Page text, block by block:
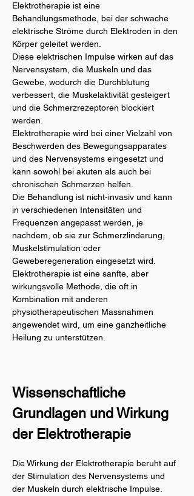
Elektrotherapie ist eine
Behandlungsmethode, bei der schwache
elektrische Ströme durch Elektroden in den
Körper geleitet werden.
Diese elektrischen Impulse wirken auf das
Nervensystem, die Muskeln und das
Gewebe, wodurch die Durchblutung
verbessert, die Muskelaktivität gesteigert
und die Schmerzrezeptoren blockiert
werden.
Elektrotherapie wird bei einer Vielzahl von
Beschwerden des Bewegungsapparates
und des Nervensystems eingesetzt und
kann sowohl bei akuten als auch bei
chronischen Schmerzen helfen.
Die Behandlung ist nicht-invasiv und kann
in verschiedenen Intensitäten und
Frequenzen angepasst werden, je
nachdem, ob sie zur Schmerzlinderung,
Muskelstimulation oder
Geweberegeneration eingesetzt wird.
Elektrotherapie ist eine sanfte, aber
wirkungsvolle Methode, die oft in
Kombination mit anderen
physiotherapeutischen Massnahmen
angewendet wird, um eine ganzheitliche
Heilung zu unterstützen.
Wissenschaftliche
Grundlagen und Wirkung
der Elektrotherapie
Die Wirkung der Elektrotherapie beruht auf
der Stimulation des Nervensystems und
der Muskeln durch elektrische Impulse.